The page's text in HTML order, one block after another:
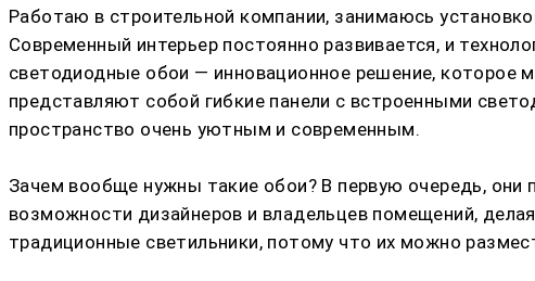
Работаю в строительной компании, занимаюсь
Современный интерьер постоянно развивается, и
светодиодные обои — инновационное решение, которое
представляют собой гибкие панели с встроенными
пространство очень уютным и современным.
Зачем вообще нужны такие обои? В первую очередь,
возможности дизайнеров и владельцев помещений,
традиционные светильники, потому что их можно